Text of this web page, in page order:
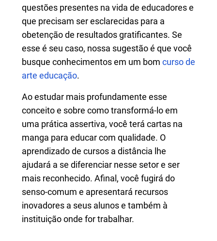
questões presentes na vida de educadores e
que precisam ser esclarecidas para a
obetenção de resultados gratificantes. Se
esse é seu caso, nossa sugestão é que você
busque conhecimentos em um bom curso de
arte educação.
Ao estudar mais profundamente esse
conceito e sobre como transformá-lo em
uma prática assertiva, você terá cartas na
manga para educar com qualidade. O
aprendizado de cursos a distância lhe
ajudará a se diferenciar nesse setor e ser
mais reconhecido. Afinal, você fugirá do
senso-comum e apresentará recursos
inovadores a seus alunos e também à
instituição onde for trabalhar.